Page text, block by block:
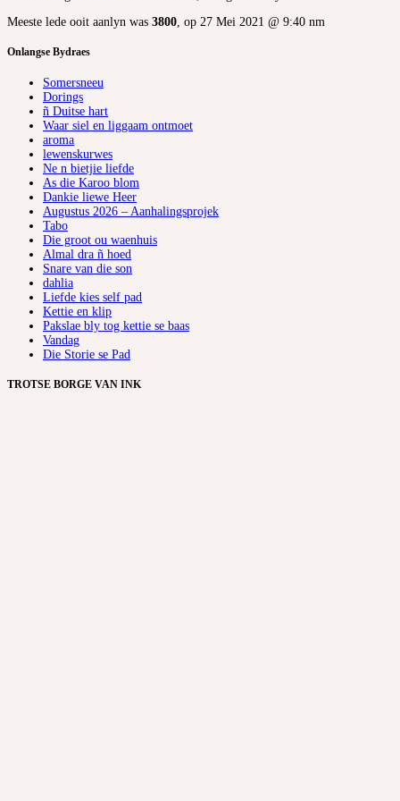
Meeste lede ooit aanlyn was 3800, op 27 Mei 2021 @ 9:40 nm
Onlangse Bydraes
Somersneeu
Dorings
ñ Duitse hart
Waar siel en liggaam ontmoet
aroma
lewenskurwes
Ne n bietjie liefde
As die Karoo blom
Dankie liewe Heer
Augustus 2026 – Aanhalingsprojek
Tabo
Die groot ou waenhuis
Almal dra ñ hoed
Snare van die son
dahlia
Liefde kies self pad
Kettie en klip
Pakslae bly tog kettie se baas
Vandag
Die Storie se Pad
TROTSE BORGE VAN INK